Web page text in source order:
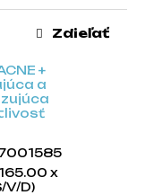
+
a
x
V/D)
Zdieľať